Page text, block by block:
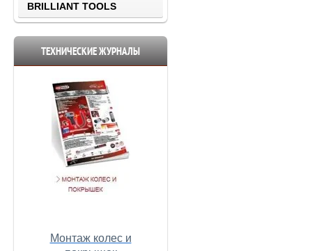
BRILLIANT TOOLS
ТЕХНИЧЕСКИЕ ЖУРНАЛЫ
Монтаж колес и